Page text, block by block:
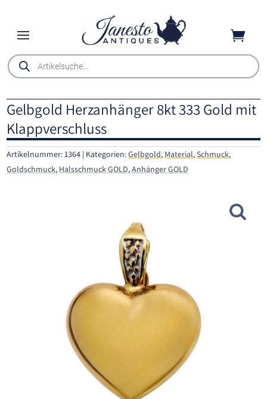

Products
search
Gelbgold Herzanhänger 8kt 333 Gold mit
Klappverschluss
Artikelnummer:1364 Kategorien:Gelbgold, Material,Schmuck,
Goldschmuck, Halsschmuck GOLD,Anhänger GOLD